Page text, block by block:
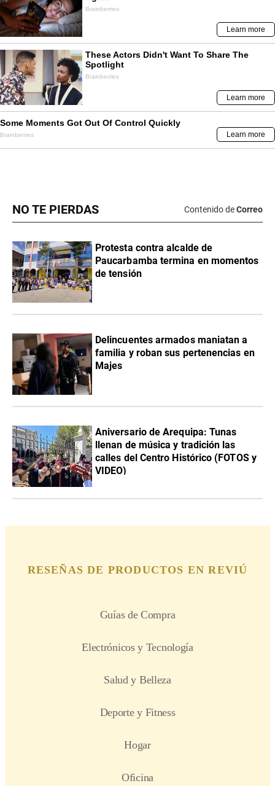
NO TE PIERDAS Contenido deCorreo
Protesta contra alcalde de
Paucarbamba termina en momentos
de tensión
Delincuentes armados maniatan a
familia y roban sus pertenencias en
Majes
Aniversario de Arequipa: Tunas
llenan de música y tradición las
calles del Centro Histórico (FOTOS y
VIDEO)